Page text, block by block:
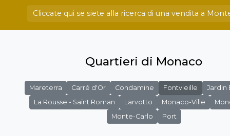
Cliccate qui se siete alla ricerca di una vendita a
Quartieri di Monaco
Mareterra Carré d'Or Condamine Fontvieille
Jardin
La Rousse - Saint Roman
Larvotto Monaco-Ville
Monte-Carlo
Port